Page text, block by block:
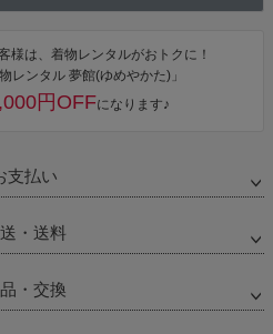
様は、着物レンタルがおトクに！
レンタル 夢館(ゆめやかた)」
円OFFになります♪
支払い
・送料
・交換